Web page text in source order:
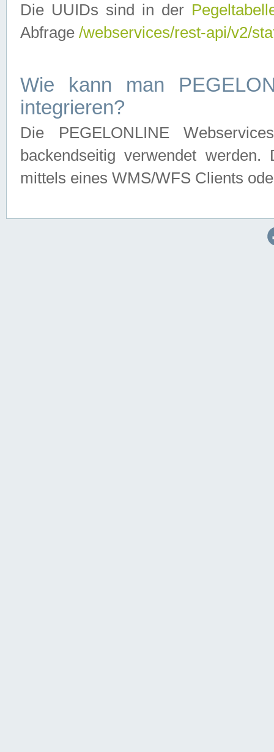
Die UUIDs sind in der
Abfrage /webservices/rest-api/v2/
Wie kann man
integrieren?
Die PEGELONLINE
backendseitig verwendet
mittels eines WMS/WFS Clients